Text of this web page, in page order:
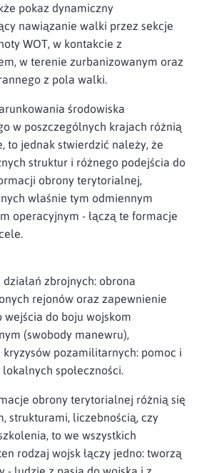
pokaz dynamiczny
nawiązanie walki przez sekcje
WOT, w kontakcie z
w terenie zurbanizowanym oraz
z pola walki.
środowiska
w poszczególnych krajach różnią
to jednak stwierdzić należy, że
struktur i różnego podejścia do
obrony terytorialnej,
właśnie tym odmiennym
operacyjnym - łączą te formacje
zbrojnych: obrona
rejonów oraz zapewnienie
wejścia do boju wojskom
(swobody manewru),
kryzysów pozamilitarnych: pomoc i
społeczności.
obrony terytorialnej różnią się
strukturami, liczebnością, czy
to we wszystkich
rodzaj wojsk łączy jedno: tworzą